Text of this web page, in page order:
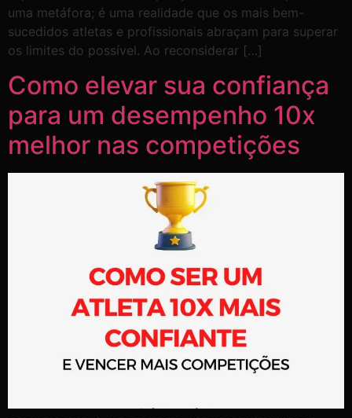
uma metáfora; é uma realidade que os mais bem-
sucedidos atletas e profissionais abraçam para superar
os limites do possível. Ao reconsiderar […]
Como elevar sua confiança
para um desempenho 10x
melhor nas competições